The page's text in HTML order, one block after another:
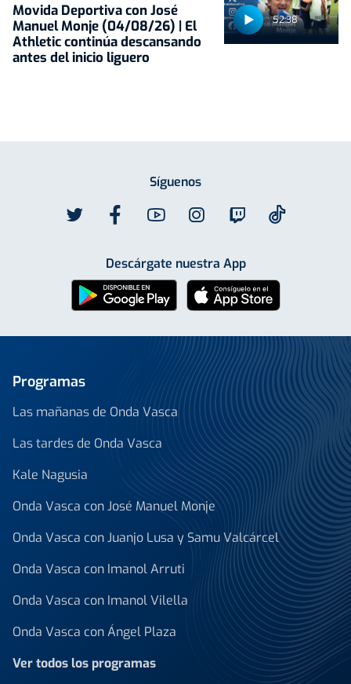
52:38
Movida Deportiva con José
Manuel Monje (04/08/26) | El
Athletic continúa descansando
antes del inicio liguero
Síguenos
Descárgate nuestra App
Programas
Las mañanas de Onda Vasca
Las tardes de Onda Vasca
Kale Nagusia
Onda Vasca con José Manuel Monje
Onda Vasca con Juanjo Lusa y Samu Valcárcel
Onda Vasca con Imanol Arruti
Onda Vasca con Imanol Vilella
Onda Vasca con Ángel Plaza
Ver todos los programas